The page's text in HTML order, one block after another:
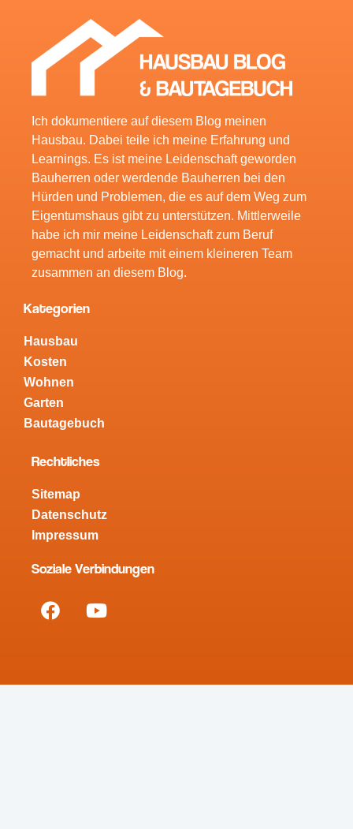
Ich dokumentiere auf diesem Blog meinen
Hausbau. Dabei teile ich meine Erfahrung und
Learnings. Es ist meine Leidenschaft geworden
Bauherren oder werdende Bauherren bei den
Hürden und Problemen, die es auf dem Weg zum
Eigentumshaus gibt zu unterstützen. Mittlerweile
habe ich mir meine Leidenschaft zum Beruf
gemacht und arbeite mit einem kleineren Team
zusammen an diesem Blog.
Kategorien
Hausbau
Kosten
Wohnen
Garten
Bautagebuch
Rechtliches
Sitemap
Datenschutz
Impressum
Soziale Verbindungen